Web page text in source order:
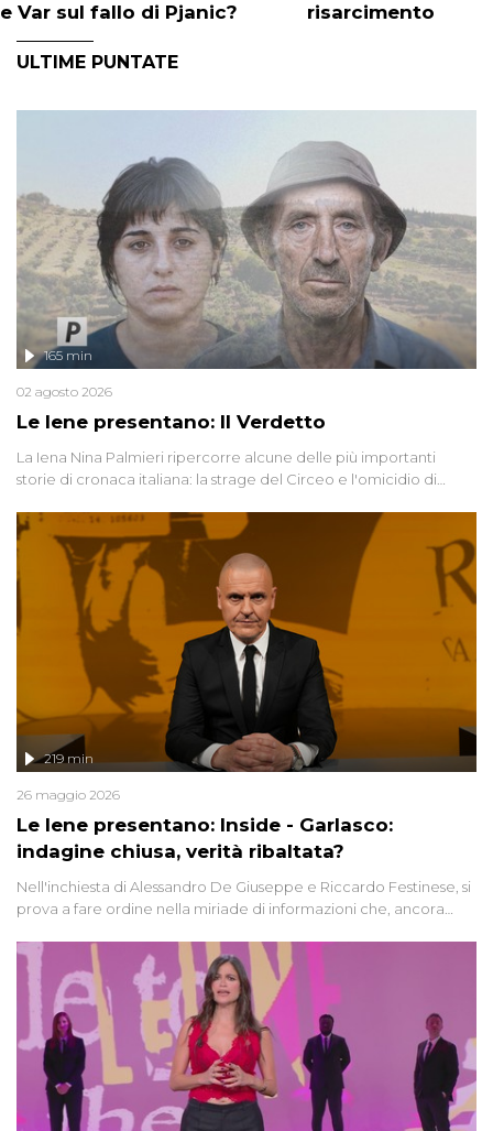
e Var sul fallo di Pjanic?
risarcimento
ULTIME PUNTATE
Le Iene presentano: Il Verdetto
165 min
02 agosto 2026
La Iena Nina Palmieri ripercorre alcune delle più importanti
storie di cronaca italiana: la strage del Circeo e l'omicidio di
Le Iene presentano: Inside - Garlasco:
indagine chiusa, verità ribaltata?
219 min
26 maggio 2026
Nell'inchiesta di Alessandro De Giuseppe e Riccardo Festinese, si
prova a fare ordine nella miriade di informazioni che, ancora
giudiziarie più discusse degli ultimi anni. Lo speciale ricostruisce la
vicenda mettendo in fila testimonianze, errori, dettagli
controversi e i protagonisti di un'indagine che sembra non avere
fine.